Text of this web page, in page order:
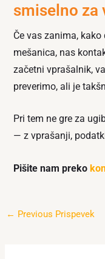
smiselno za
Če vas zanima,
mešanica, nas
začetni vprašalnik,
preverimo, ali je
Pri tem ne gre za
— z vprašanji,
Pišite nam preko
← Previous Prispevek